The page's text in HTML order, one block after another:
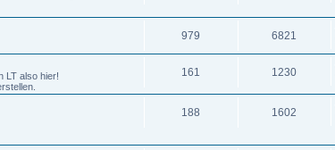
979 6821
LT also hier!
161 1230
188 1602